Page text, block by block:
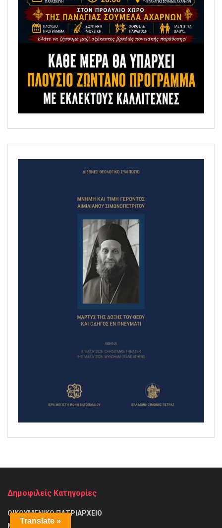
Δημοφιλείς Κατηγορίες
ΟΙΚΟΥΜΕΝΙΚΟ ΠΑΤΡΙΑΡΧΕΙΟ
ΜΗΤΡΟΠΟΛΕΙΣ
Translate »